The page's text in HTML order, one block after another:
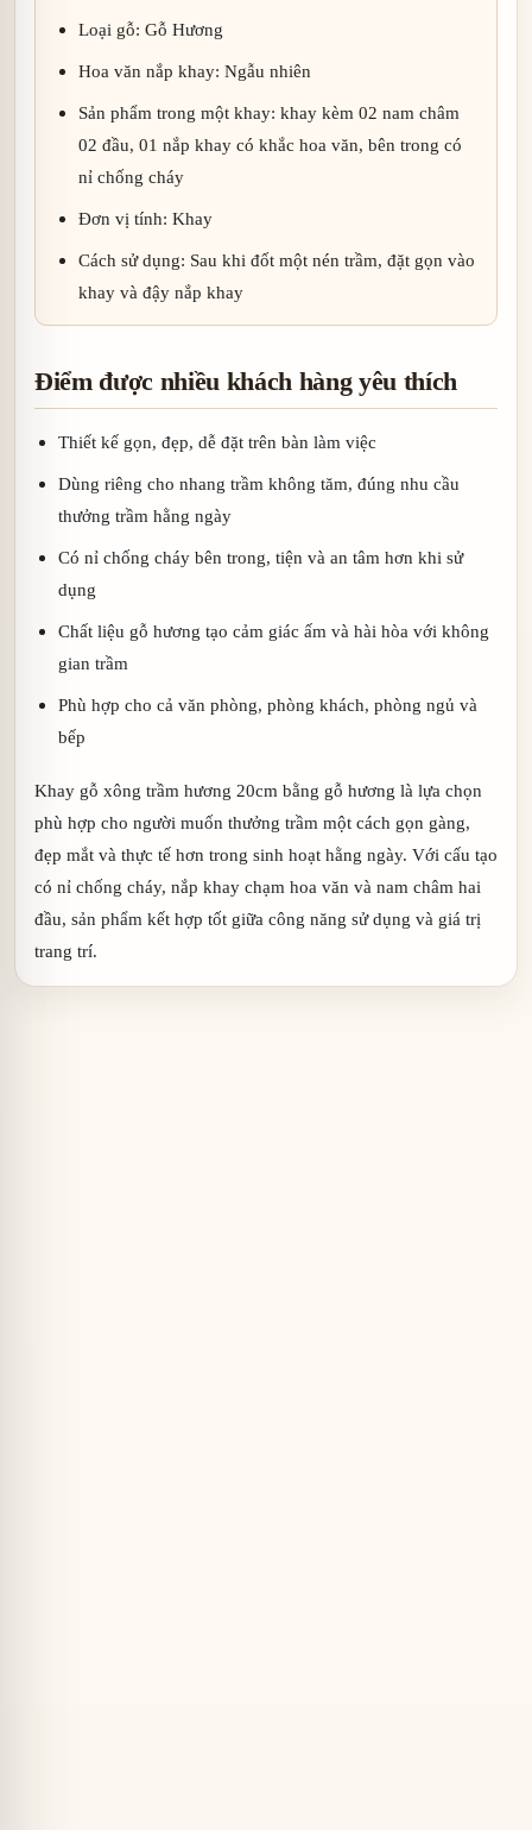
Loại gỗ: Gỗ Hương
Hoa văn nắp khay: Ngẫu nhiên
Sản phẩm trong một khay: khay kèm 02 nam châm
02 đầu, 01 nắp khay có khắc hoa văn, bên trong có
nỉ chống cháy
Đơn vị tính: Khay
Cách sử dụng: Sau khi đốt một nén trầm, đặt gọn vào
khay và đậy nắp khay
Điểm được nhiều khách hàng yêu thích
Thiết kế gọn, đẹp, dễ đặt trên bàn làm việc
Dùng riêng cho nhang trầm không tăm, đúng nhu cầu
thưởng trầm hằng ngày
Có nỉ chống cháy bên trong, tiện và an tâm hơn khi sử
dụng
Chất liệu gỗ hương tạo cảm giác ấm và hài hòa với không
gian trầm
Phù hợp cho cả văn phòng, phòng khách, phòng ngủ và
bếp
Khay gỗ xông trầm hương 20cm bằng gỗ hương là lựa chọn
phù hợp cho người muốn thưởng trầm một cách gọn gàng,
đẹp mắt và thực tế hơn trong sinh hoạt hằng ngày. Với cấu tạo
có nỉ chống cháy, nắp khay chạm hoa văn và nam châm hai
đầu, sản phẩm kết hợp tốt giữa công năng sử dụng và giá trị
trang trí.